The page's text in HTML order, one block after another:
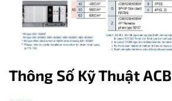
Thông Số Kỹ Thuật ACB